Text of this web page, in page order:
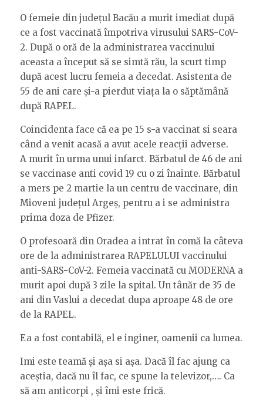
O femeie din județul Bacău a murit imediat după
ce a fost vaccinată împotriva virusului SARS-CoV-
2. După o oră de la administrarea vaccinului
aceasta a început să se simtă rău, la scurt timp
după acest lucru femeia a decedat. Asistenta de
55 de ani care și-a pierdut viața la o săptămână
după RAPEL.
Coincidenta face că ea pe 15 s-a vaccinat si seara
când a venit acasă a avut acele reacții adverse.
A murit în urma unui infarct. Bărbatul de 46 de ani
se vaccinase anti covid 19 cu o zi înainte. Bărbatul
a mers pe 2 martie la un centru de vaccinare, din
Mioveni județul Argeș, pentru a i se administra
prima doza de Pfizer.
O profesoară din Oradea a intrat în comă la câteva
ore de la administrarea RAPELULUI vaccinului
anti-SARS-CoV-2. Femeia vaccinată cu MODERNA a
murit apoi după 3 zile la spital. Un tânăr de 35 de
ani din Vaslui a decedat dupa aproape 48 de ore
de la RAPEL.
Ea a fost contabilă, el e inginer, oamenii ca lumea.
Imi este teamă și așa si așa. Dacă îl fac ajung ca
aceștia, dacă nu îl fac, ce spune la televizor,…. Ca
să am anticorpi , și îmi este frică.